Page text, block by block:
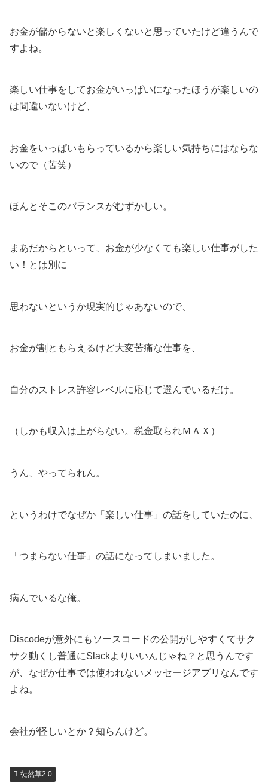
お金が儲からないと楽しくないと思っていたけど違うんで
すよね。
楽しい仕事をしてお金がいっぱいになったほうが楽しいの
は間違いないけど、
お金をいっぱいもらっているから楽しい気持ちにはならな
いので（苦笑）
ほんとそこのバランスがむずかしい。
まあだからといって、お金が少なくても楽しい仕事がした
い！とは別に
思わないというか現実的じゃあないので、
お金が割ともらえるけど大変苦痛な仕事を、
自分のストレス許容レベルに応じて選んでいるだけ。
（しかも収入は上がらない。税金取られＭＡＸ）
うん、やってられん。
というわけでなぜか「楽しい仕事」の話をしていたのに、
「つまらない仕事」の話になってしまいました。
病んでいるな俺。
Discodeが意外にもソースコードの公開がしやすくてサク
サク動くし普通にSlackよりいいんじゃね？と思うんです
が、なぜか仕事では使われないメッセージアプリなんです
よね。
会社が怪しいとか？知らんけど。
徒然草2.0